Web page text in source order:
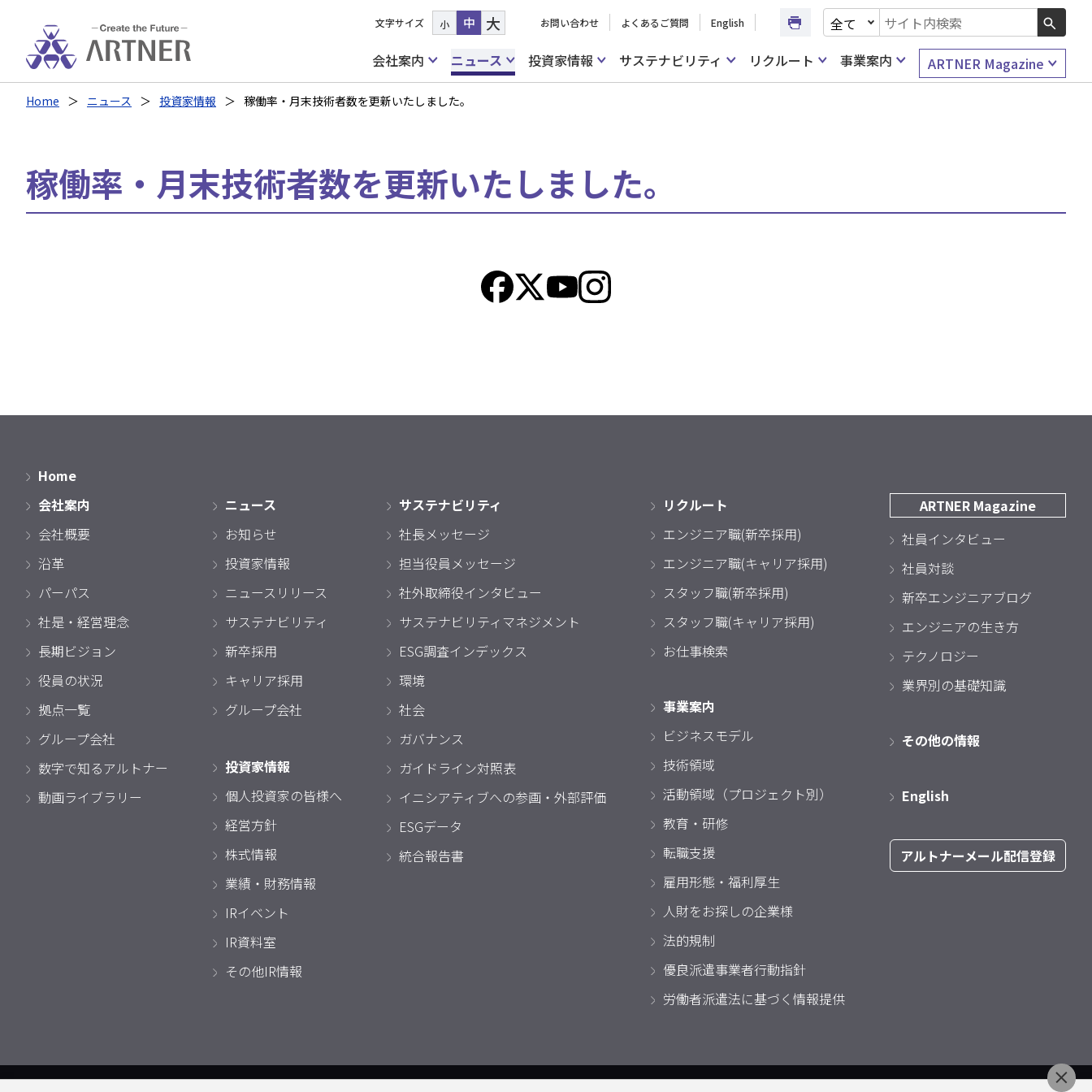
文字サイズ 小 中 大 お問い合わせ よくあるご質問 English
文書種別を選択
検索キーワード入力
会社案内
ニュース 投資家情報 サステナビリティ リクルート 事業案内 ARTNER Magazine
Home ニュース 投資家情報 稼働率・月末技術者数を更新いたしました。
稼働率・月末技術者数を更新いたしました。
Home
会社案内
会社概要
沿革
パーパス
社是・経営理念
長期ビジョン
役員の状況
拠点一覧
グループ会社
数字で知るアルトナー
動画ライブラリー
ニュース
お知らせ
投資家情報
ニュースリリース
サステナビリティ
新卒採用
キャリア採用
グループ会社
投資家情報
個人投資家の皆様へ
経営方針
株式情報
業績・財務情報
IRイベント
IR資料室
その他IR情報
サステナビリティ
社長メッセージ
担当役員メッセージ
社外取締役インタビュー
サステナビリティマネジメント
ESG調査インデックス
環境
社会
ガバナンス
ガイドライン対照表
イニシアティブへの参画・外部評価
ESGデータ
統合報告書
リクルート
エンジニア職(新卒採用)
エンジニア職(キャリア採用)
スタッフ職(新卒採用)
スタッフ職(キャリア採用)
お仕事検索
事業案内
ビジネスモデル
技術領域
活動領域（プロジェクト別）
教育・研修
転職支援
雇用形態・福利厚生
人財をお探しの企業様
法的規制
優良派遣事業者行動指針
労働者派遣法に基づく情報提供
ARTNER Magazine
社員インタビュー
社員対談
新卒エンジニアブログ
エンジニアの生き方
テクノロジー
業界別の基礎知識
その他の情報
English
アルトナーメール配信登録